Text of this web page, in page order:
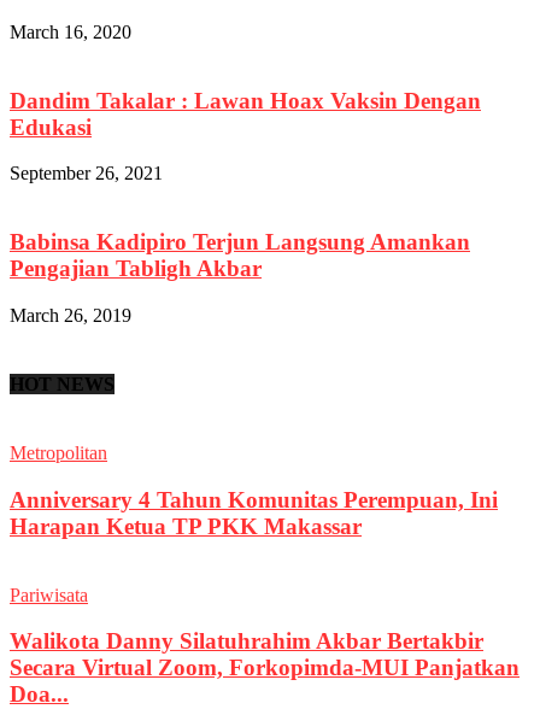
March 16, 2020
Dandim Takalar : Lawan Hoax Vaksin Dengan
Edukasi
September 26, 2021
Babinsa Kadipiro Terjun Langsung Amankan
Pengajian Tabligh Akbar
March 26, 2019
HOT NEWS
Metropolitan
Anniversary 4 Tahun Komunitas Perempuan, Ini
Harapan Ketua TP PKK Makassar
Pariwisata
Walikota Danny Silatuhrahim Akbar Bertakbir
Secara Virtual Zoom, Forkopimda-MUI Panjatkan
Doa...